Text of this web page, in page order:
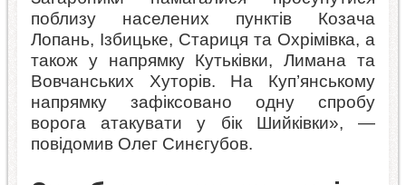
поблизу населених пунктів Козача
Лопань, Ізбицьке, Стариця та Охрімівка, а
також у напрямку Кутьківки, Лимана та
Вовчанських Хуторів. На Куп’янському
напрямку зафіксовано одну спробу
ворога атакувати у бік Шийківки», —
повідомив Олег Синєгубов.